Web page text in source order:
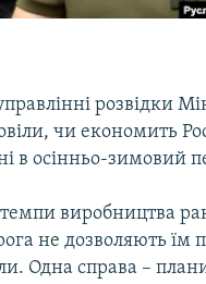
КРИМУ
RL
розвідки
чи економить
в осінньо-зимовий
виробництва
не дозволяють їм
Одна справа –